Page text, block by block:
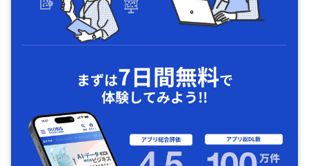
まずは7日間無料で
体験してみよう!!